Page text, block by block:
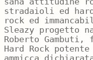
stradaioli ed
rock ed
Sleazy progetto
Roberto Gambuti,
Hard Rock